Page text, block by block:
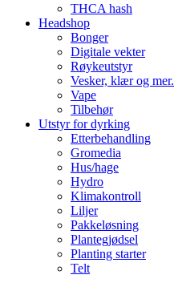
THCA hash
Headshop
Bonger
Digitale vekter
Røykeutstyr
Vesker, klær og mer.
Vape
Tilbehør
Utstyr for dyrking
Etterbehandling
Gromedia
Hus/hage
Hydro
Klimakontroll
Liljer
Pakkeløsning
Plantegjødsel
Planting starter
Telt